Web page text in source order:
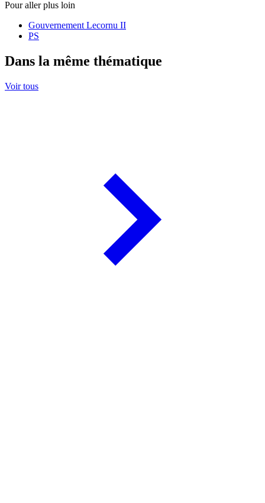
Pour aller plus loin
Gouvernement Lecornu II
PS
Dans la même thématique
Voir tous